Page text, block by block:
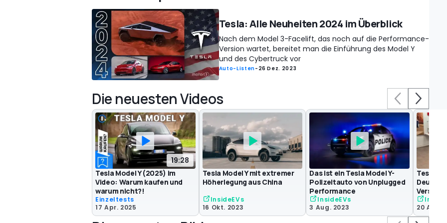
Tesla: Alle Neuheiten 2024 im Überblick
Nach dem Model 3-Facelift, das noch auf die Performance-
Version wartet, bereitet man die Einführung des Model Y
und des Cybertruck vor
Auto-Listen- 26 Dez. 2023
Die neuesten Videos
19:28
Tesla Model Y (2025) im
Video: Warum kaufen und
warum nicht?!
Einzeltests
17 Apr. 2025
Tesla Model Y mit extremer
Höherlegung aus China
InsideEVs
16 Okt. 2023
Das ist ein Tesla Model Y-
Polizeitauto von Unplugged
Performance
InsideEVs
3 Aug. 2023
Tesla
Versionen
20 Aug.